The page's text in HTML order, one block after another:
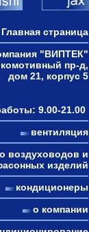
Главная страница
"ВИПТЕК"
пр-д,
дом 21, корпус 5
9.00-21.00
вентиляция
воздуховодов и
изделий
кондиционеры
о компании